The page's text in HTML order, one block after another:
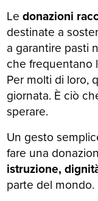
Ledonazioni
destinate a
a garantire pasti
che frequentano
Per molti di loro,
giornata. È ciò
sperare.
Un gesto
fare una
istruzione,
parte del mondo.